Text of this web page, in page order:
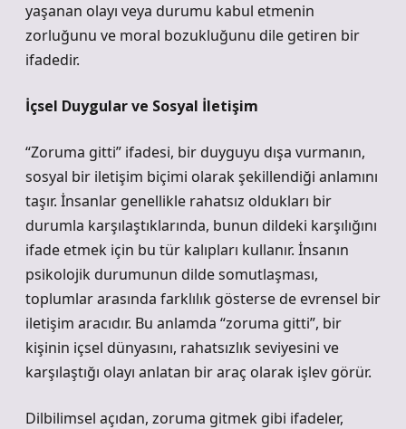
yaşanan olayı veya durumu kabul etmenin
zorluğunu ve moral bozukluğunu dile getiren bir
ifadedir.
İçsel Duygular ve Sosyal İletişim
“Zoruma gitti” ifadesi, bir duyguyu dışa vurmanın,
sosyal bir iletişim biçimi olarak şekillendiği anlamını
taşır. İnsanlar genellikle rahatsız oldukları bir
durumla karşılaştıklarında, bunun dildeki karşılığını
ifade etmek için bu tür kalıpları kullanır. İnsanın
psikolojik durumunun dilde somutlaşması,
toplumlar arasında farklılık gösterse de evrensel bir
iletişim aracıdır. Bu anlamda “zoruma gitti”, bir
kişinin içsel dünyasını, rahatsızlık seviyesini ve
karşılaştığı olayı anlatan bir araç olarak işlev görür.
Dilbilimsel açıdan, zoruma gitmek gibi ifadeler,